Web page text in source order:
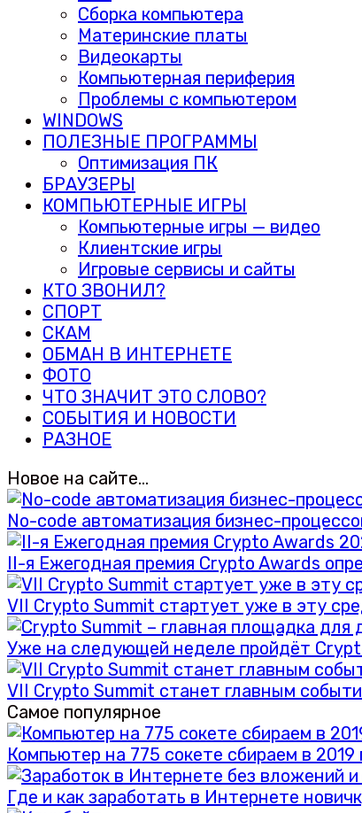
Сборка компьютера
Материнские платы
Видеокарты
Компьютерная периферия
Проблемы с компьютером
WINDOWS
ПОЛЕЗНЫЕ ПРОГРАММЫ
Оптимизация ПК
БРАУЗЕРЫ
КОМПЬЮТЕРНЫЕ ИГРЫ
Компьютерные игры — видео
Клиентские игры
Игровые сервисы и сайты
КТО ЗВОНИЛ?
СПОРТ
СКАМ
ОБМАН В ИНТЕРНЕТЕ
ФОТО
ЧТО ЗНАЧИТ ЭТО СЛОВО?
СОБЫТИЯ И НОВОСТИ
РАЗНОЕ
Новое на сайте…
No-code автоматизация бизнес-
II-я Ежегодная премия Crypto Awards
VII Crypto Summit стартует уже в эту
Уже на следующей неделе пройдёт
VII Crypto Summit станет главным
Самое популярное
Компьютер на 775 сокете сбираем в 2019
Где и как заработать в Интернете